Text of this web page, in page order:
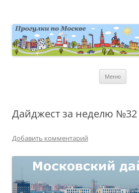
Меню
Дайджест за неделю №32
Добавить комментарий